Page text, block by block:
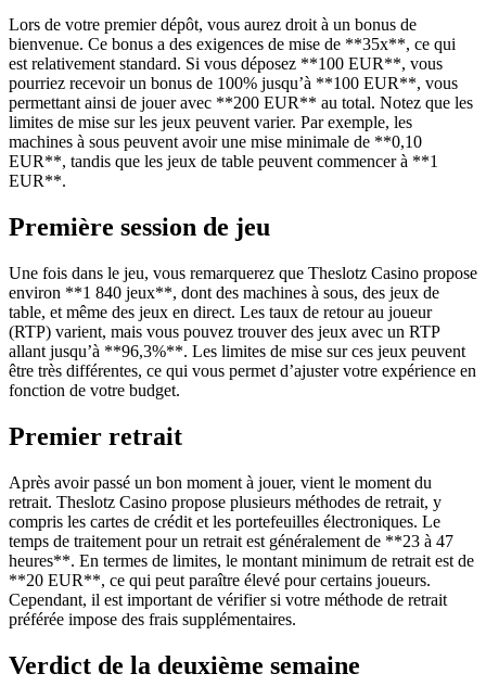
Lors de votre premier dépôt, vous aurez droit à un bonus de
bienvenue. Ce bonus a des exigences de mise de **35x**, ce qui
est relativement standard. Si vous déposez **100 EUR**, vous
pourriez recevoir un bonus de 100% jusqu’à **100 EUR**, vous
permettant ainsi de jouer avec **200 EUR** au total. Notez que les
limites de mise sur les jeux peuvent varier. Par exemple, les
machines à sous peuvent avoir une mise minimale de **0,10
EUR**, tandis que les jeux de table peuvent commencer à **1
EUR**.
Première session de jeu
Une fois dans le jeu, vous remarquerez que Theslotz Casino propose
environ **1 840 jeux**, dont des machines à sous, des jeux de
table, et même des jeux en direct. Les taux de retour au joueur
(RTP) varient, mais vous pouvez trouver des jeux avec un RTP
allant jusqu’à **96,3%**. Les limites de mise sur ces jeux peuvent
être très différentes, ce qui vous permet d’ajuster votre expérience en
fonction de votre budget.
Premier retrait
Après avoir passé un bon moment à jouer, vient le moment du
retrait. Theslotz Casino propose plusieurs méthodes de retrait, y
compris les cartes de crédit et les portefeuilles électroniques. Le
temps de traitement pour un retrait est généralement de **23 à 47
heures**. En termes de limites, le montant minimum de retrait est de
**20 EUR**, ce qui peut paraître élevé pour certains joueurs.
Cependant, il est important de vérifier si votre méthode de retrait
préférée impose des frais supplémentaires.
Verdict de la deuxième semaine